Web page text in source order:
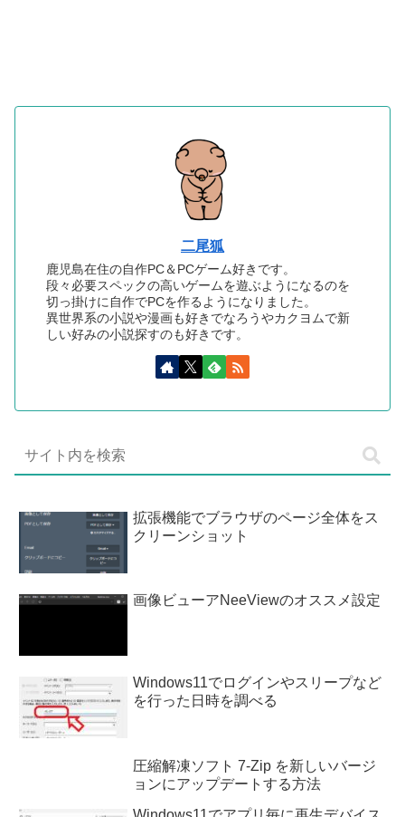
二尾狐
鹿児島在住の自作PC＆PCゲーム好きです。
段々必要スペックの高いゲームを遊ぶようになるのを
切っ掛けに自作でPCを作るようになりました。
異世界系の小説や漫画も好きでなろうやカクヨムで新
しい好みの小説探すのも好きです。
拡張機能でブラウザのページ全体をス
クリーンショット
画像ビューアNeeViewのオススメ設定
Windows11でログインやスリープなど
を行った日時を調べる
圧縮解凍ソフト 7-Zip を新しいバージ
ョンにアップデートする方法